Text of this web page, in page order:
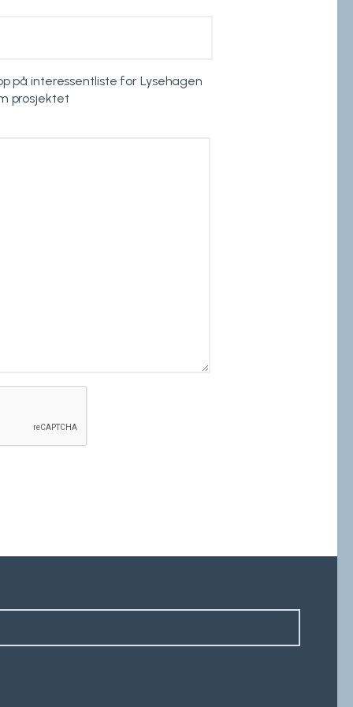
på interessentliste for Lysehagen
prosjektet